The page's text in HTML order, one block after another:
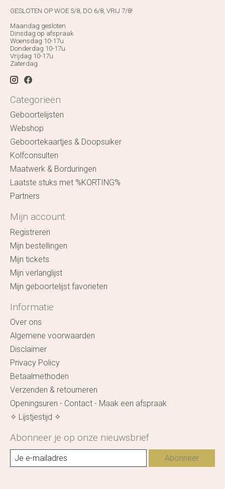
GESLOTEN OP WOE 5/8, DO 6/8, VRIJ 7/8!
Maandag gesloten
Dinsdag op afspraak
Woensdag 10-17u
Donderdag 10-17u
Vrijdag 10-17u
Zaterdag
Categorieën
Geboortelijsten
Webshop
Geboortekaartjes & Doopsuiker
Kolfconsulten
Maatwerk & Borduringen
Laatste stuks met %KORTING%
Partners
Mijn account
Registreren
Mijn bestellingen
Mijn tickets
Mijn verlanglijst
Mijn geboortelijst favorieten
Informatie
Over ons
Algemene voorwaarden
Disclaimer
Privacy Policy
Betaalmethoden
Verzenden & retourneren
Openingsuren - Contact - Maak een afspraak
✧ Lijstjestijd ✧
Abonneer je op onze nieuwsbrief
Abonneer